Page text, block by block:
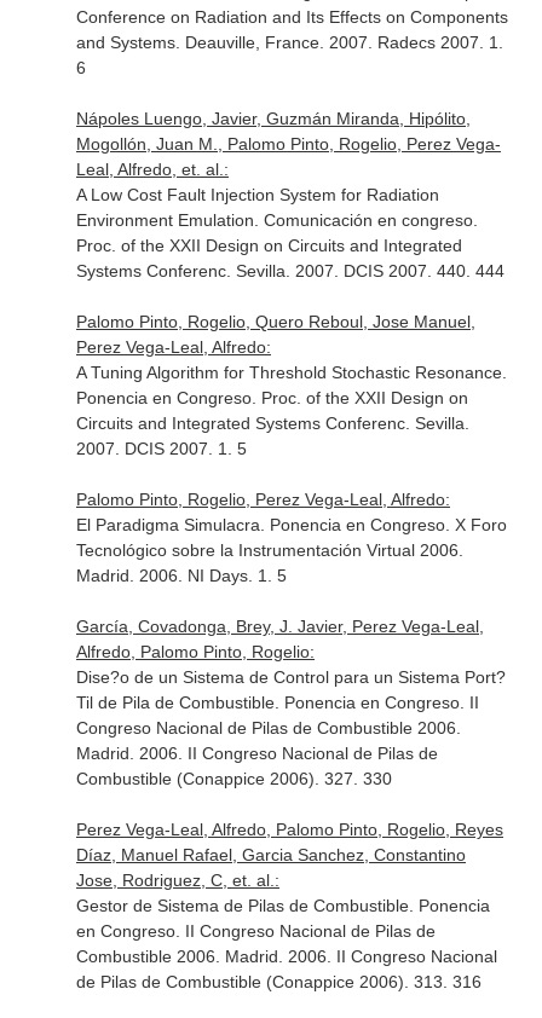
Conference on Radiation and Its Effects on Components
and Systems. Deauville, France. 2007. Radecs 2007. 1.
6
Nápoles Luengo, Javier, Guzmán Miranda, Hipólito,
Mogollón, Juan M., Palomo Pinto, Rogelio, Perez Vega-
Leal, Alfredo, et. al.:
A Low Cost Fault Injection System for Radiation
Environment Emulation. Comunicación en congreso.
Proc. of the XXII Design on Circuits and Integrated
Systems Conferenc. Sevilla. 2007. DCIS 2007. 440. 444
Palomo Pinto, Rogelio, Quero Reboul, Jose Manuel,
Perez Vega-Leal, Alfredo:
A Tuning Algorithm for Threshold Stochastic Resonance.
Ponencia en Congreso. Proc. of the XXII Design on
Circuits and Integrated Systems Conferenc. Sevilla.
2007. DCIS 2007. 1. 5
Palomo Pinto, Rogelio, Perez Vega-Leal, Alfredo:
El Paradigma Simulacra. Ponencia en Congreso. X Foro
Tecnológico sobre la Instrumentación Virtual 2006.
Madrid. 2006. NI Days. 1. 5
García, Covadonga, Brey, J. Javier, Perez Vega-Leal,
Alfredo, Palomo Pinto, Rogelio:
Dise?o de un Sistema de Control para un Sistema Port?
Til de Pila de Combustible. Ponencia en Congreso. II
Congreso Nacional de Pilas de Combustible 2006.
Madrid. 2006. II Congreso Nacional de Pilas de
Combustible (Conappice 2006). 327. 330
Perez Vega-Leal, Alfredo, Palomo Pinto, Rogelio, Reyes
Díaz, Manuel Rafael, Garcia Sanchez, Constantino
Jose, Rodriguez, C, et. al.:
Gestor de Sistema de Pilas de Combustible. Ponencia
en Congreso. II Congreso Nacional de Pilas de
Combustible 2006. Madrid. 2006. II Congreso Nacional
de Pilas de Combustible (Conappice 2006). 313. 316